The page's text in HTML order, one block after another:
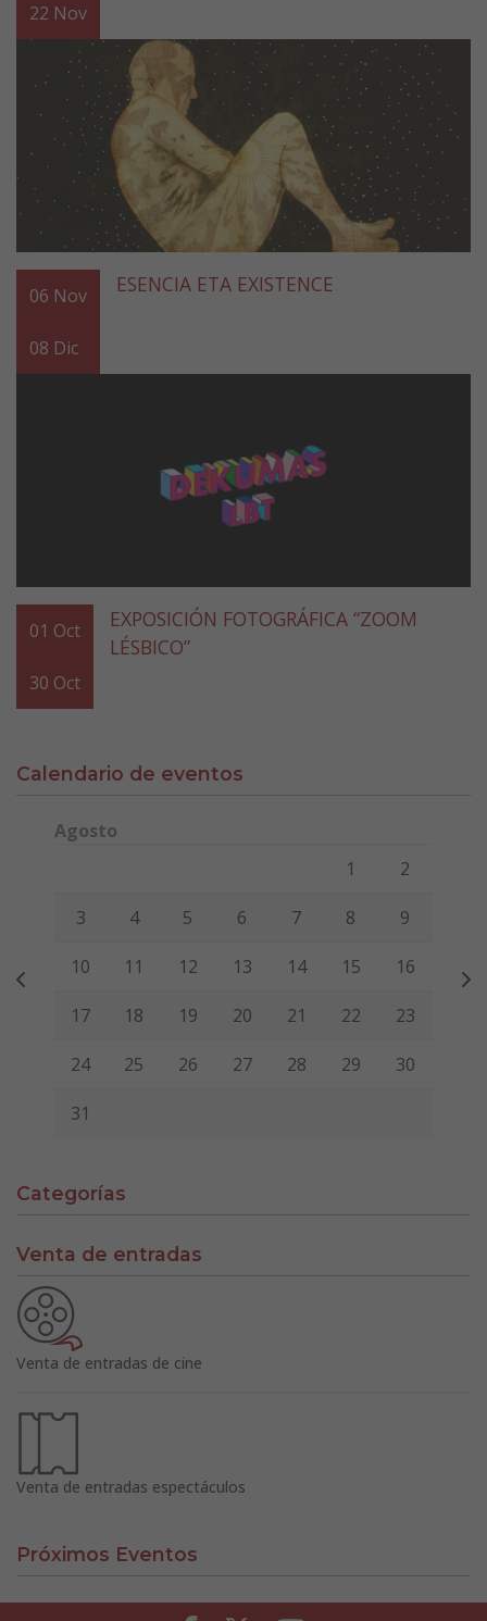
22 Nov
06 Nov
08 Dic
ESENCIA ETA EXISTENCE
01 Oct
30 Oct
EXPOSICIÓN FOTOGRÁFICA “ZOOM
LÉSBICO”
Calendario de eventos
Agosto
Viernes Sábado
1 2
3 4 5 6 7 8 9
10 11 12 13 14 15 16
17 18 19 20 21 22 23
24 25 26 27 28 29 30
31
Categorías
Venta de entradas
Venta de entradas de cine
Venta de entradas espectáculos
Próximos Eventos